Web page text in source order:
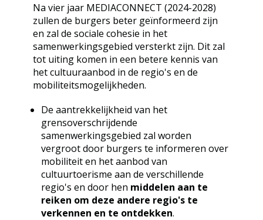
Na vier jaar MEDIACONNECT (2024-2028)
zullen de burgers beter geïnformeerd zijn
en zal de sociale cohesie in het
samenwerkingsgebied versterkt zijn. Dit zal
tot uiting komen in een betere kennis van
het cultuuraanbod in de regio's en de
mobiliteitsmogelijkheden.
De aantrekkelijkheid van het
grensoverschrijdende
samenwerkingsgebied zal worden
vergroot door burgers te informeren over
mobiliteit en het aanbod van
cultuurtoerisme aan de verschillende
regio's en door hen middelen aan te
reiken om deze andere regio's te
verkennen en te ontdekken.